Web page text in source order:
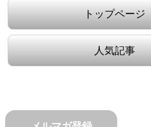
トップページ
人気記事